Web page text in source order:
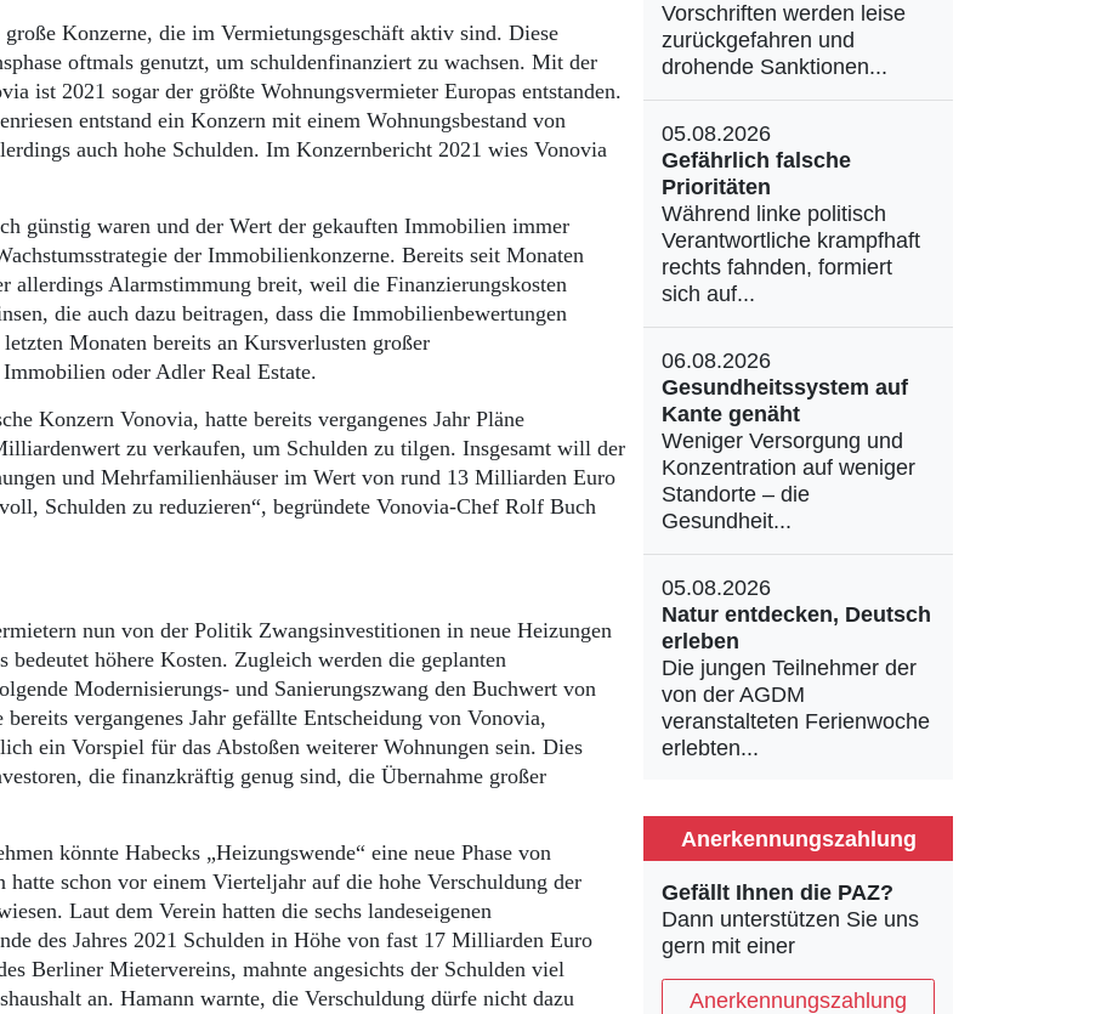
Konzerne, die im Vermietungsgeschäft aktiv sind. Diese
oftmals genutzt, um schuldenfinanziert zu wachsen. Mit der
ist 2021 sogar der größte Wohnungsvermieter Europas entstanden.
entstand ein Konzern mit einem Wohnungsbestand von
auch hohe Schulden. Im Konzernbericht 2021 wies Vonovia
günstig waren und der Wert der gekauften Immobilien immer
der Immobilienkonzerne. Bereits seit Monaten
allerdings Alarmstimmung breit, weil die Finanzierungskosten
die auch dazu beitragen, dass die Immobilienbewertungen
Monaten bereits an Kursverlusten großer
oder Adler Real Estate.
Konzern Vonovia, hatte bereits vergangenes Jahr Pläne
zu verkaufen, um Schulden zu tilgen. Insgesamt will der
und Mehrfamilienhäuser im Wert von rund 13 Milliarden Euro
Schulden zu reduzieren“, begründete Vonovia-Chef Rolf Buch
nun von der Politik Zwangsinvestitionen in neue Heizungen
bedeutet höhere Kosten. Zugleich werden die geplanten
Modernisierungs- und Sanierungszwang den Buchwert von
vergangenes Jahr gefällte Entscheidung von Vonovia,
ein Vorspiel für das Abstoßen weiterer Wohnungen sein. Dies
die finanzkräftig genug sind, die Übernahme großer
könnte Habecks „Heizungswende“ eine neue Phase von
schon vor einem Vierteljahr auf die hohe Verschuldung der
Laut dem Verein hatten die sechs landeseigenen
des Jahres 2021 Schulden in Höhe von fast 17 Milliarden Euro
Berliner Mietervereins, mahnte angesichts der Schulden viel
an. Hamann warnte, die Verschuldung dürfe nicht dazu
Vorschriften werden leise
zurückgefahren und
drohende Sanktionen...
05.08.2026
Gefährlich falsche
Prioritäten
Während linke politisch
Verantwortliche krampfhaft
rechts fahnden, formiert
sich auf...
06.08.2026
Gesundheitssystem auf
Kante genäht
Weniger Versorgung und
Konzentration auf weniger
Standorte – die
Gesundheit...
05.08.2026
Natur entdecken, Deutsch
erleben
Die jungen Teilnehmer der
von der AGDM
veranstalteten Ferienwoche
erlebten...
Anerkennungszahlung
Gefällt Ihnen die PAZ?
Dann unterstützen Sie uns
gern mit einer
Anerkennungszahlung